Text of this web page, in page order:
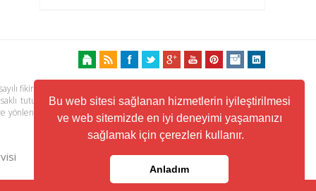
Bu web sitesi sağlanan hizmetlerin iyileştirilmesi
ve web sitemizde en iyi deneyimi yaşamanızı
sağlamak için çerezleri kullanır.
Anladım
fikir ve sanat eserleri kanunu ile korunmaktadır. Her türlü haber,
tutulmaktadır. Yayınlanan köşe yazılarından, haberlere ve köşe
yönlendiren linklerin içeriklerinden www.kuzeyhaber.com sorumlu
Trafik ve Yol Durumu